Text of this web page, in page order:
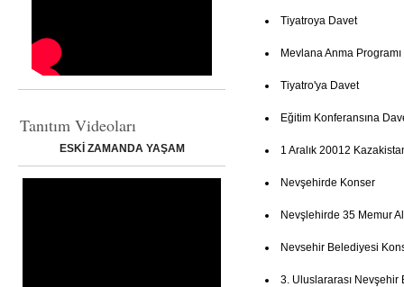
Tanıtım Videoları
ESKİ ZAMANDA YAŞAM
Tiyatroya Davet
Mevlana Anma Programı
Tiyatro'ya Davet
Eğitim Konferansına
1 Aralık 20012
Nevşehirde Konser
Nevşlehirde 35 Memur
Nevsehir Belediyesi
3. Uluslararası Nevşehir